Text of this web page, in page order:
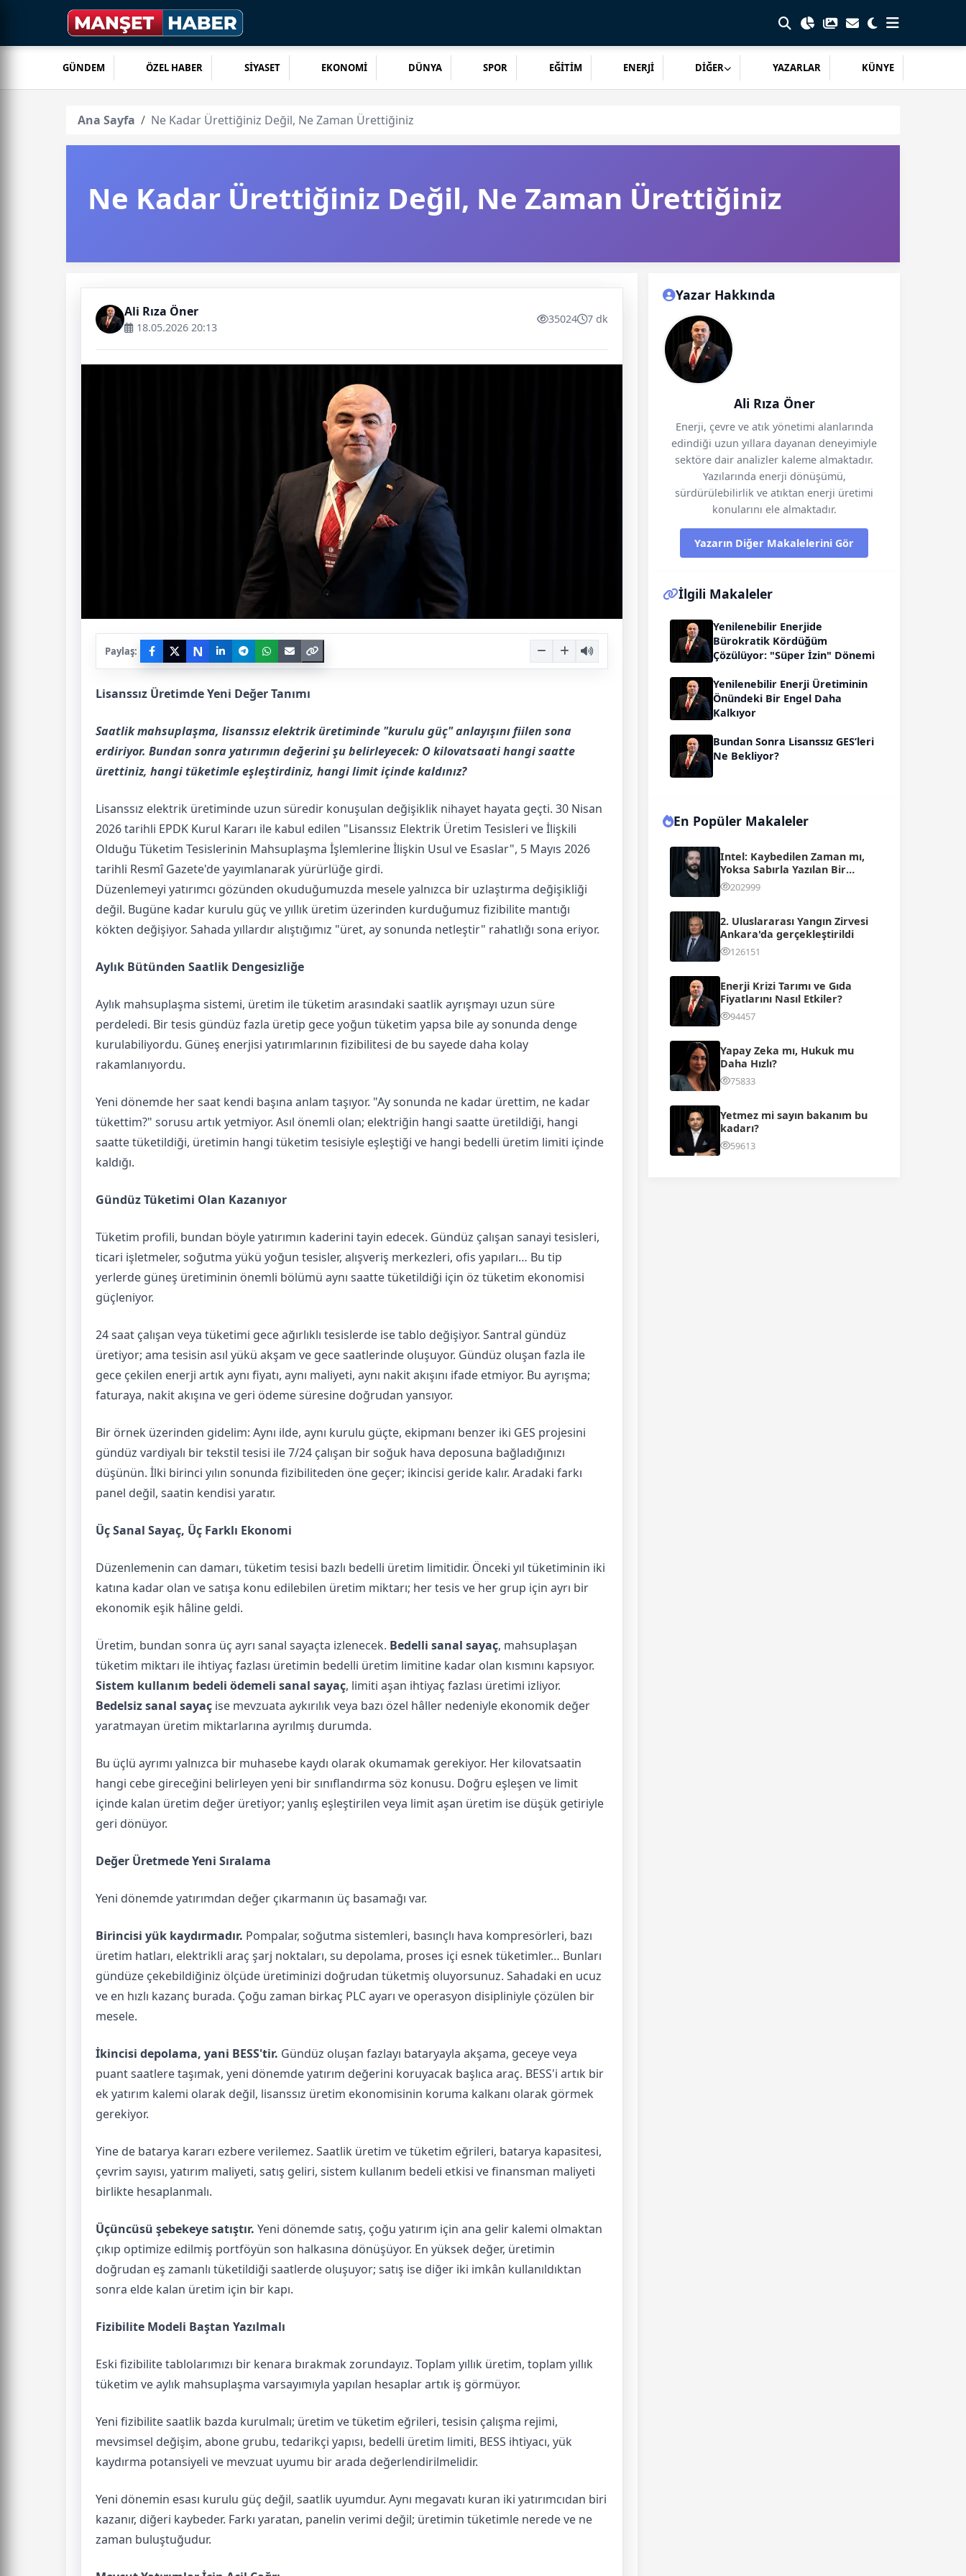
GÜNDEM ÖZEL HABER SİYASET EKONOMİ DÜNYA SPOR EĞİTİM ENERJİ DİĞER YAZARLAR KÜNYE
Ana Sayfa Ne Kadar Ürettiğiniz Değil, Ne Zaman Ürettiğiniz
Ne Kadar Ürettiğiniz Değil, Ne Zaman Ürettiğiniz
Ali Rıza Öner
18.05.2026 20:13
35024 7 dk
Paylaş: N
Lisanssız Üretimde Yeni Değer Tanımı
Saatlik mahsuplaşma, lisanssız elektrik üretiminde "kurulu güç" anlayışını fiilen sona
erdiriyor. Bundan sonra yatırımın değerini şu belirleyecek: O kilovatsaati hangi saatte
ürettiniz, hangi tüketimle eşleştirdiniz, hangi limit içinde kaldınız?
Lisanssız elektrik üretiminde uzun süredir konuşulan değişiklik nihayet hayata geçti. 30 Nisan
2026 tarihli EPDK Kurul Kararı ile kabul edilen "Lisanssız Elektrik Üretim Tesisleri ve İlişkili
Olduğu Tüketim Tesislerinin Mahsuplaşma İşlemlerine İlişkin Usul ve Esaslar", 5 Mayıs 2026
tarihli Resmî Gazete'de yayımlanarak yürürlüğe girdi.
Düzenlemeyi yatırımcı gözünden okuduğumuzda mesele yalnızca bir uzlaştırma değişikliği
değil. Bugüne kadar kurulu güç ve yıllık üretim üzerinden kurduğumuz fizibilite mantığı
kökten değişiyor. Sahada yıllardır alıştığımız "üret, ay sonunda netleştir" rahatlığı sona eriyor.
Aylık Bütünden Saatlik Dengesizliğe
Aylık mahsuplaşma sistemi, üretim ile tüketim arasındaki saatlik ayrışmayı uzun süre
perdeledi. Bir tesis gündüz fazla üretip gece yoğun tüketim yapsa bile ay sonunda denge
kurulabiliyordu. Güneş enerjisi yatırımlarının fizibilitesi de bu sayede daha kolay
rakamlanıyordu.
Yeni dönemde her saat kendi başına anlam taşıyor. "Ay sonunda ne kadar ürettim, ne kadar
tükettim?" sorusu artık yetmiyor. Asıl önemli olan; elektriğin hangi saatte üretildiği, hangi
saatte tüketildiği, üretimin hangi tüketim tesisiyle eşleştiği ve hangi bedelli üretim limiti içinde
kaldığı.
Gündüz Tüketimi Olan Kazanıyor
Tüketim profili, bundan böyle yatırımın kaderini tayin edecek. Gündüz çalışan sanayi tesisleri,
ticari işletmeler, soğutma yükü yoğun tesisler, alışveriş merkezleri, ofis yapıları… Bu tip
yerlerde güneş üretiminin önemli bölümü aynı saatte tüketildiği için öz tüketim ekonomisi
güçleniyor.
24 saat çalışan veya tüketimi gece ağırlıklı tesislerde ise tablo değişiyor. Santral gündüz
üretiyor; ama tesisin asıl yükü akşam ve gece saatlerinde oluşuyor. Gündüz oluşan fazla ile
gece çekilen enerji artık aynı fiyatı, aynı maliyeti, aynı nakit akışını ifade etmiyor. Bu ayrışma;
faturaya, nakit akışına ve geri ödeme süresine doğrudan yansıyor.
Bir örnek üzerinden gidelim: Aynı ilde, aynı kurulu güçte, ekipmanı benzer iki GES projesini
gündüz vardiyalı bir tekstil tesisi ile 7/24 çalışan bir soğuk hava deposuna bağladığınızı
düşünün. İlki birinci yılın sonunda fizibiliteden öne geçer; ikincisi geride kalır. Aradaki farkı
panel değil, saatin kendisi yaratır.
Üç Sanal Sayaç, Üç Farklı Ekonomi
Düzenlemenin can damarı, tüketim tesisi bazlı bedelli üretim limitidir. Önceki yıl tüketiminin iki
katına kadar olan ve satışa konu edilebilen üretim miktarı; her tesis ve her grup için ayrı bir
ekonomik eşik hâline geldi.
Üretim, bundan sonra üç ayrı sanal sayaçta izlenecek. Bedelli sanal sayaç, mahsuplaşan
tüketim miktarı ile ihtiyaç fazlası üretimin bedelli üretim limitine kadar olan kısmını kapsıyor.
Sistem kullanım bedeli ödemeli sanal sayaç, limiti aşan ihtiyaç fazlası üretimi izliyor.
Bedelsiz sanal sayaç ise mevzuata aykırılık veya bazı özel hâller nedeniyle ekonomik değer
yaratmayan üretim miktarlarına ayrılmış durumda.
Bu üçlü ayrımı yalnızca bir muhasebe kaydı olarak okumamak gerekiyor. Her kilovatsaatin
hangi cebe gireceğini belirleyen yeni bir sınıflandırma söz konusu. Doğru eşleşen ve limit
içinde kalan üretim değer üretiyor; yanlış eşleştirilen veya limit aşan üretim ise düşük getiriyle
geri dönüyor.
Değer Üretmede Yeni Sıralama
Yeni dönemde yatırımdan değer çıkarmanın üç basamağı var.
Birincisi yük kaydırmadır. Pompalar, soğutma sistemleri, basınçlı hava kompresörleri, bazı
üretim hatları, elektrikli araç şarj noktaları, su depolama, proses içi esnek tüketimler… Bunları
gündüze çekebildiğiniz ölçüde üretiminizi doğrudan tüketmiş oluyorsunuz. Sahadaki en ucuz
ve en hızlı kazanç burada. Çoğu zaman birkaç PLC ayarı ve operasyon disipliniyle çözülen bir
mesele.
İkincisi depolama, yani BESS'tir. Gündüz oluşan fazlayı bataryayla akşama, geceye veya
puant saatlere taşımak, yeni dönemde yatırım değerini koruyacak başlıca araç. BESS'i artık bir
ek yatırım kalemi olarak değil, lisanssız üretim ekonomisinin koruma kalkanı olarak görmek
gerekiyor.
Yine de batarya kararı ezbere verilemez. Saatlik üretim ve tüketim eğrileri, batarya kapasitesi,
çevrim sayısı, yatırım maliyeti, satış geliri, sistem kullanım bedeli etkisi ve finansman maliyeti
birlikte hesaplanmalı.
Üçüncüsü şebekeye satıştır. Yeni dönemde satış, çoğu yatırım için ana gelir kalemi olmaktan
çıkıp optimize edilmiş portföyün son halkasına dönüşüyor. En yüksek değer, üretimin
doğrudan eş zamanlı tüketildiği saatlerde oluşuyor; satış ise diğer iki imkân kullanıldıktan
sonra elde kalan üretim için bir kapı.
Fizibilite Modeli Baştan Yazılmalı
Eski fizibilite tablolarımızı bir kenara bırakmak zorundayız. Toplam yıllık üretim, toplam yıllık
tüketim ve aylık mahsuplaşma varsayımıyla yapılan hesaplar artık iş görmüyor.
Yeni fizibilite saatlik bazda kurulmalı; üretim ve tüketim eğrileri, tesisin çalışma rejimi,
mevsimsel değişim, abone grubu, tedarikçi yapısı, bedelli üretim limiti, BESS ihtiyacı, yük
kaydırma potansiyeli ve mevzuat uyumu bir arada değerlendirilmelidir.
Yeni dönemin esası kurulu güç değil, saatlik uyumdur. Aynı megavatı kuran iki yatırımcıdan biri
kazanır, diğeri kaybeder. Farkı yaratan, panelin verimi değil; üretimin tüketimle nerede ve ne
zaman buluştuğudur.
Yazar Hakkında
Ali Rıza Öner
Enerji, çevre ve atık yönetimi alanlarında
edindiği uzun yıllara dayanan deneyimiyle
sektöre dair analizler kaleme almaktadır.
Yazılarında enerji dönüşümü,
sürdürülebilirlik ve atıktan enerji üretimi
konularını ele almaktadır.
Yazarın Diğer Makalelerini Gör
İlgili Makaleler
Yenilenebilir Enerjide
Bürokratik Kördüğüm
Çözülüyor: "Süper İzin" Dönemi
Yenilenebilir Enerji Üretiminin
Önündeki Bir Engel Daha
Kalkıyor
Bundan Sonra Lisanssız GES’leri
Ne Bekliyor?
En Popüler Makaleler
Intel: Kaybedilen Zaman mı,
Yoksa Sabırla Yazılan Bir
Rönesans mı?
202999
2. Uluslararası Yangın Zirvesi
Ankara'da gerçekleştirildi
126151
Enerji Krizi Tarımı ve Gıda
Fiyatlarını Nasıl Etkiler?
94457
Yapay Zeka mı, Hukuk mu
Daha Hızlı?
75833
Yetmez mi sayın bakanım bu
kadarı?
59613